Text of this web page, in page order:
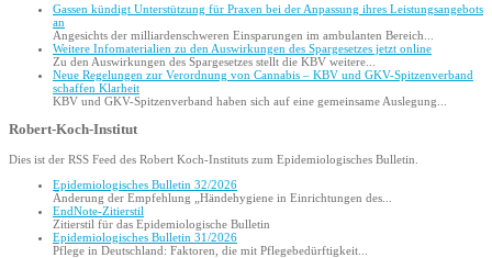
Gassen kündigt Unterstützung für Praxen bei der Anpassung ihres Leistungsangebots
an
Angesichts der milliardenschweren Einsparungen im ambulanten Bereich...
Weitere Infomaterialien zu den Auswirkungen des Spargesetzes jetzt online
Zu den Auswirkungen des Spargesetzes stellt die KBV weitere...
Neue Regelungen zur Verordnung von Cannabis – KBV und GKV-Spitzenverband
schaffen Klarheit
KBV und GKV-Spitzenverband haben sich auf eine gemeinsame Auslegung...
Robert-Koch-Institut
Dies ist der RSS Feed des Robert Koch-Instituts zum Epidemiologisches Bulletin.
Epidemio­logisches Bulletin 32/2026
Änderung der Empfehlung „Hände­hygiene in Einrichtungen des...
EndNote-Zitierstil
Zitierstil für das Epidemiologische Bulletin
Epidemio­logisches Bulletin 31/2026
Pflege in Deutschland: Faktoren, die mit Pflegebedürftigkeit...